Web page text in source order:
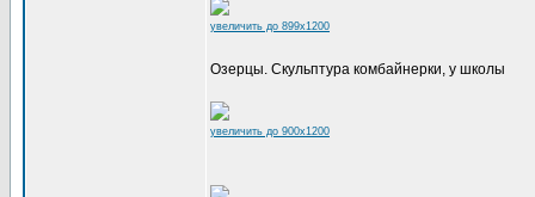
увеличить до 899x1200
Озерцы. Скульптура комбайнерки, у школы
увеличить до 900x1200